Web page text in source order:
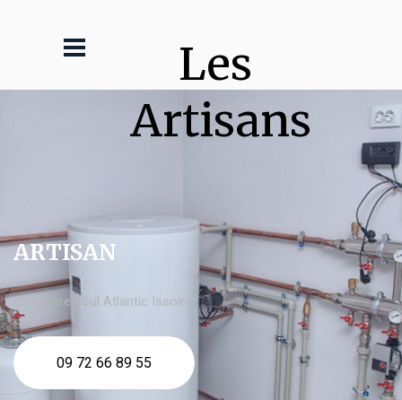
Les
Artisans
ARTISAN
chaudière fioul Atlantic Issoire
09 72 66 89 55